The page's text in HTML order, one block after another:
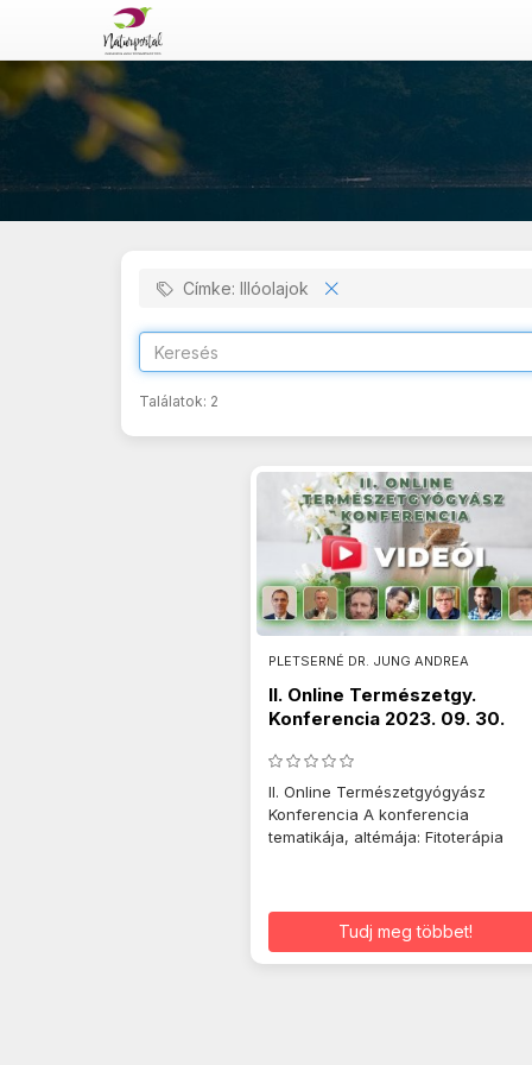
Címke: Illóolajok
Találatok: 2
PLETSERNÉ DR. JUNG ANDREA
II. Online Természetgy.
Konferencia 2023. 09. 30.
II. Online Természetgyógyász
Konferencia A konferencia
tematikája, altémája: Fitoterápia
Tudj meg többet!